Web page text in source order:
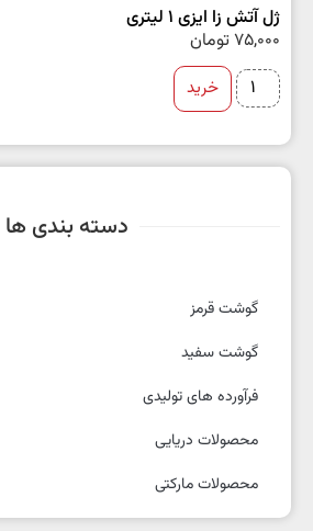
دسته بندی ها
گوشت قرمز
گوشت سفید
فرآورده های تولیدی
محصولات دریایی
محصولات مارکتی
ژل آتش زا ایزی 1 لیتری
75,000تومان
خرید